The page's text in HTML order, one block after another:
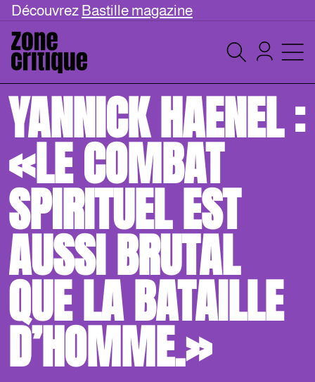
Découvrez Bastille magazine
YANNICK HAENEL :
«LE COMBAT
SPIRITUEL EST
AUSSI BRUTAL
QUE LA BATAILLE
D’HOMME.»